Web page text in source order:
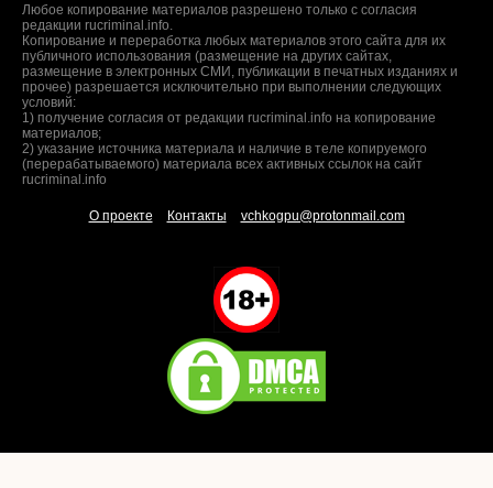
Любое копирование материалов разрешено только с согласия
редакции rucriminal.info.
Копирование и переработка любых материалов этого сайта для их
публичного использования (размещение на других сайтах,
размещение в электронных СМИ, публикации в печатных изданиях и
прочее) разрешается исключительно при выполнении следующих
условий:
1) получение согласия от редакции rucriminal.info на копирование
материалов;
2) указание источника материала и наличие в теле копируемого
(перерабатываемого) материала всех активных ссылок на сайт
rucriminal.info
О проекте Контакты vchkogpu@protonmail.com